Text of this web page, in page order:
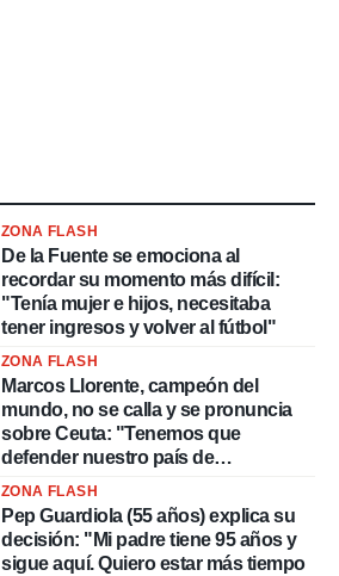
ZONA FLASH
De la Fuente se emociona al
recordar su momento más difícil:
"Tenía mujer e hijos, necesitaba
tener ingresos y volver al fútbol"
ZONA FLASH
Marcos Llorente, campeón del
mundo, no se calla y se pronuncia
sobre Ceuta: "Tenemos que
defender nuestro país de
delincuentes"
ZONA FLASH
Pep Guardiola (55 años) explica su
decisión: "Mi padre tiene 95 años y
sigue aquí. Quiero estar más tiempo